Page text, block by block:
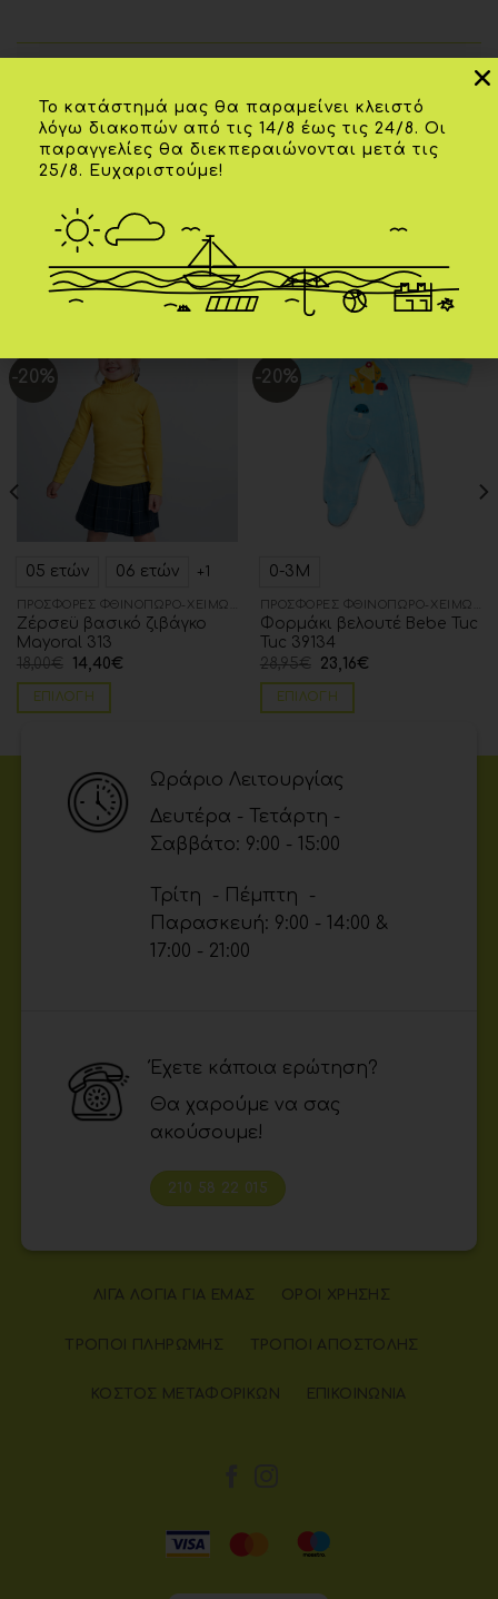
ΗΛΙΚΊΑ 10 ετών 12 ετών , 14 ετών 16 ετών
ΣΧΕΤΙΚΆ ΠΡΟΪΌΝΤΑ
-20%
05 ετών 06 ετών +1
Zέρσεϋ βασικό ζιβάγκο
Mayoral 313
18,00€ 14,40€
ΕΠΙΛΟΓΉ
-20%
0-3Μ
Φορμάκι βελουτέ Βebe Tuc
Tuc 39134
28,95€ 23,16€
ΕΠΙΛΟΓΉ
Ωράριο Λειτουργίας
Δευτέρα - Τετάρτη -
Σαββάτο: 9:00 - 15:00
Τρίτη - Πέμπτη -
Παρασκευή: 9:00 - 14:00 &
17:00 - 21:00
Έχετε κάποια ερώτηση?
Θα χαρούμε να σας
ακούσουμε!
210 58 22 015
ΛΊΓΑ ΛΌΓΙΑ ΓΙΑ ΕΜΆΣ ΌΡΟΙ ΧΡΉΣΗΣ
ΤΡΌΠΟΙ ΠΛΗΡΩΜΉΣ ΤΡΌΠΟΙ ΑΠΟΣΤΟΛΉΣ
ΚΌΣΤΟΣ ΜΕΤΑΦΟΡΙΚΏΝ ΕΠΙΚΟΙΝΩΝΊΑ
Το κατάστημά μας θα παραμείνει κλειστό
λόγω διακοπών από τις 14/8 έως τις 24/8. Οι
παραγγελίες θα διεκπεραιώνονται μετά τις
25/8. Ευχαριστούμε!